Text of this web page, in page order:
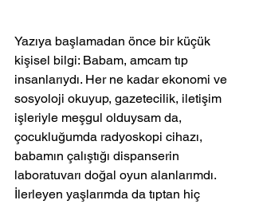
Yazıya başlamadan önce bir küçük
kişisel bilgi: Babam, amcam tıp
insanlarıydı. Her ne kadar ekonomi ve
sosyoloji okuyup, gazetecilik, iletişim
işleriyle meşgul olduysam da,
çocukluğumda radyoskopi cihazı,
babamın çalıştığı dispanserin
laboratuvarı doğal oyun alanlarımdı.
İlerleyen yaşlarımda da tıptan hiç